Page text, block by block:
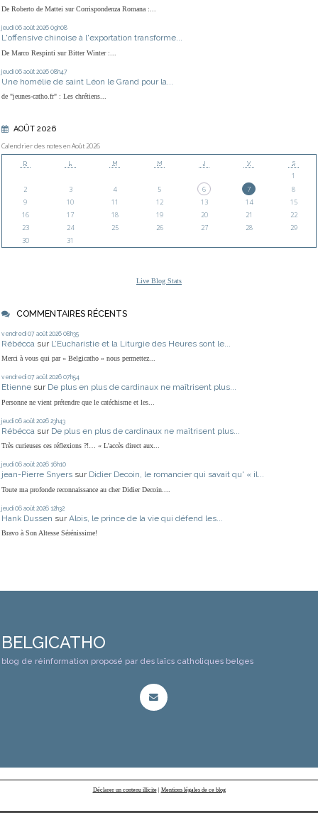
De Roberto de Mattei sur Corrispondenza Romana :...
jeudi 06 août 2026 09h08
L'offensive chinoise à l'exportation transforme...
De Marco Respinti sur Bitter Winter :...
jeudi 06 août 2026 08h47
Une homélie de saint Léon le Grand pour la...
de "jeunes-catho.fr" : Les chrétiens...
AOÛT 2026
Calendrier des notes en Août 2026
D L M M J V S
1
2
3 4 5 6 7
8
9
10 11 12 13 14
15
16
17 18 19 20 21
22
23
24 25 26 27 28
29
30
31
Live Blog Stats
COMMENTAIRES RÉCENTS
vendredi 07 août 2026 08h35
Rébécca sur L’Eucharistie et la Liturgie des Heures sont le...
Merci à vous qui par « Belgicatho » nous permettez...
vendredi 07 août 2026 07h54
Etienne sur De plus en plus de cardinaux ne maîtrisent plus...
Personne ne vient prétendre que le catéchisme et les...
jeudi 06 août 2026 23h43
Rébécca sur De plus en plus de cardinaux ne maîtrisent plus...
Très curieuses ces réflexions ?!… « L'accès direct aux...
jeudi 06 août 2026 16h10
jean-Pierre Snyers sur Didier Decoin, le romancier qui savait qu' « il...
Toute ma profonde reconnaissance au cher Didier Decoin....
jeudi 06 août 2026 12h32
Hank Dussen sur Alois, le prince de la vie qui défend les...
Bravo à Son Altesse Sérénissime!
BELGICATHO
blog de réinformation proposé par des laïcs catholiques belges
Déclarer un contenu illicite| Mentions légales de ce blog